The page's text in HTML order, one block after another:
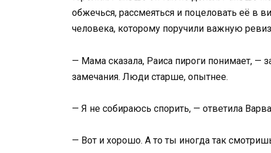
обжечься, рассмеяться и поцеловать её в
человека, которому поручили важную
— Мама сказала, Раиса пироги понимает, —
замечания. Люди старше, опытнее.
— Я не собираюсь спорить, — ответила
— Вот и хорошо. А то ты иногда так